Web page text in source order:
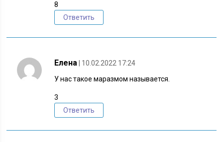
8
Ответить
Елена
| 10.02.2022 17:24
У нас такое маразмом называется.
3
Ответить